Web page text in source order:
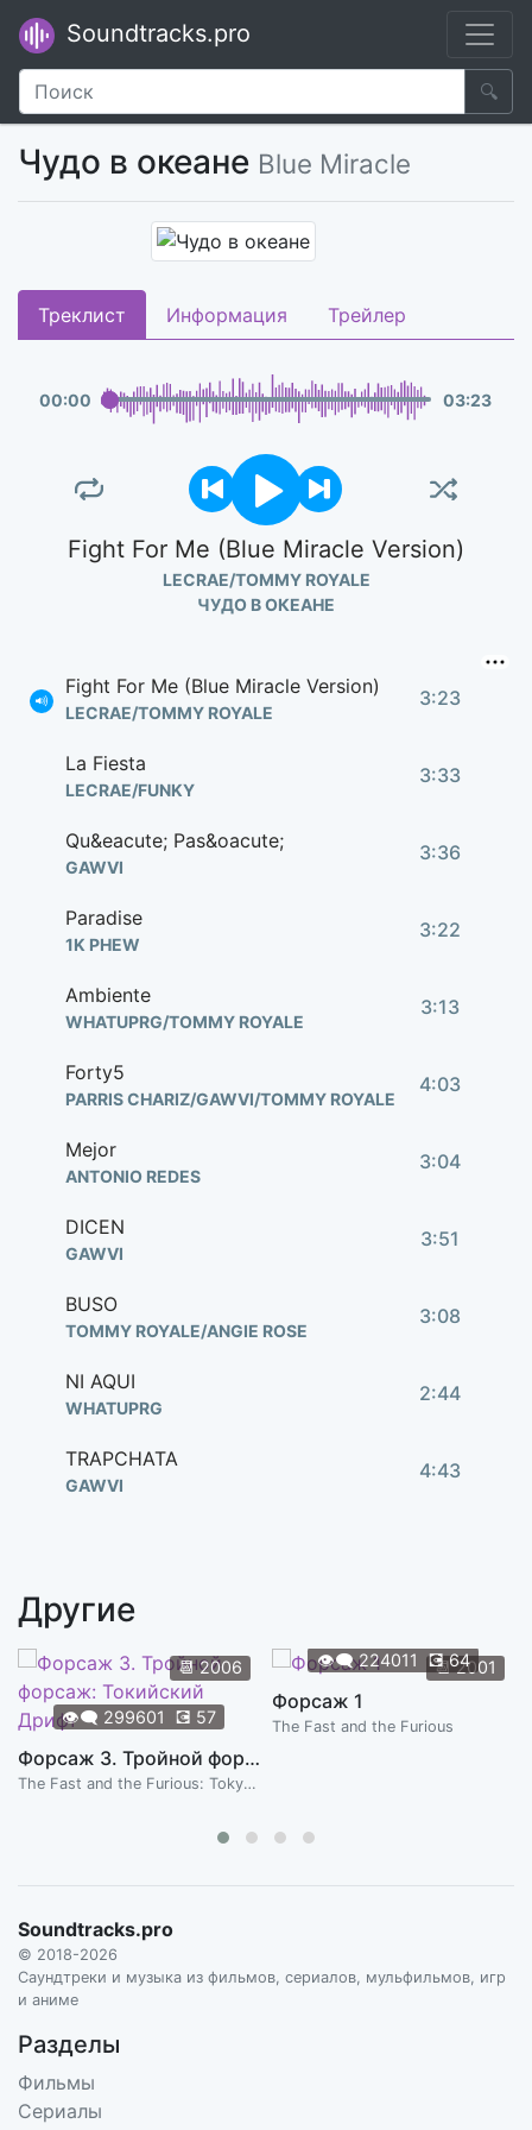
Soundtracks.pro
🔍
Чудо в океане Blue Miracle
Треклист Информация Трейлер
00:00 03:23
Fight For Me (Blue Miracle Version)
LECRAE/TOMMY ROYALE
ЧУДО В ОКЕАНЕ
Fight For Me (Blue Miracle Version)
LECRAE/TOMMY ROYALE
3:23
La Fiesta
LECRAE/FUNKY
3:33
Qu&eacute; Pas&oacute;
GAWVI
3:36
Paradise
1K PHEW
3:22
Ambiente
WHATUPRG/TOMMY ROYALE
3:13
Forty5
PARRIS CHARIZ/GAWVI/TOMMY ROYALE
4:03
Mejor
ANTONIO REDES
3:04
DICEN
GAWVI
3:51
BUSO
TOMMY ROYALE/ANGIE ROSE
3:08
NI AQUI
WHATUPRG
2:44
TRAPCHATA
GAWVI
4:43
Другие
📆2006
👁️‍🗨️ 299601 💽 57
Форсаж 3. Тройной форсаж: Токийский Дрифт
The Fast and the Furious: Tokyo Drift
📆2001
👁️‍🗨️224011 💽64
Форсаж 1
The Fast and the Furious
Soundtracks.pro
© 2018-2026
Саундтреки и музыка из фильмов, сериалов, мульфильмов, игр
и аниме
Разделы
Фильмы
Сериалы